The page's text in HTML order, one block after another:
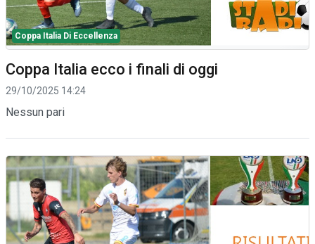
Coppa Italia Di Eccellenza
Coppa Italia ecco i finali di oggi
29/10/2025 14:24
Nessun pari